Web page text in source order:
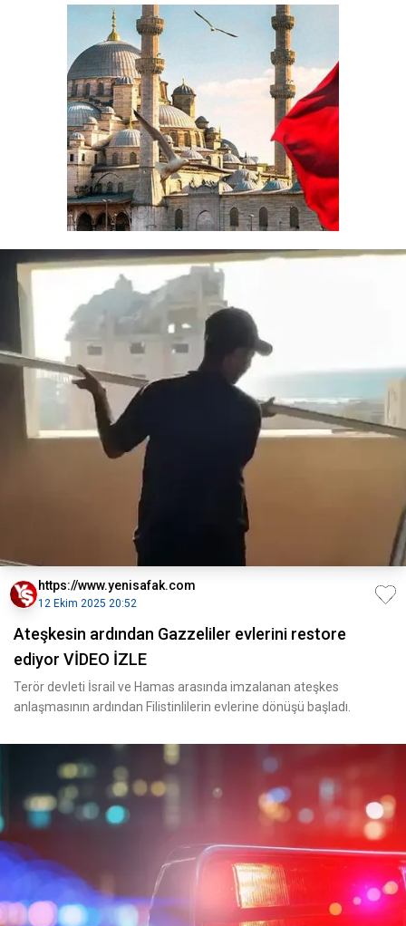
https://www.yenisafak.com
12 Ekim 2025 20:52
Ateşkesin ardından Gazzeliler evlerini restore
ediyor VİDEO İZLE
Terör devleti İsrail ve Hamas arasında imzalanan ateşkes
anlaşmasının ardından Filistinlilerin evlerine dönüşü başladı.